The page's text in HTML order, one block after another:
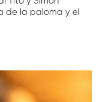
de la paloma y el